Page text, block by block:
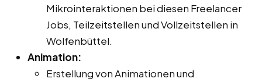
Mikrointeraktionen bei diesen Freelancer
Jobs, Teilzeitstellen und Vollzeitstellen in
Wolfenbüttel.
Animation:
Erstellung von Animationen und